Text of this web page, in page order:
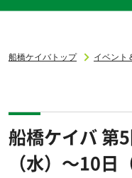
船橋ケイバトップ イベント
船橋ケイバ 第
（水）～10日